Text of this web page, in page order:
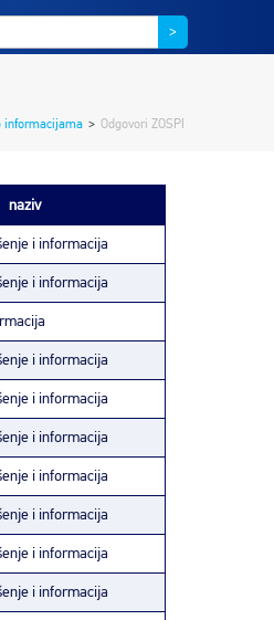
>
informacijama > Odgovori ZOSPI
naziv
i informacija
i informacija
i informacija
i informacija
i informacija
i informacija
i informacija
i informacija
i informacija